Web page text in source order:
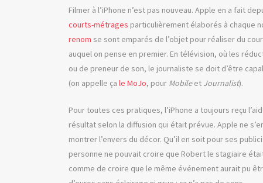
Filmer à l’iPhone n’est pas nouveau. Apple en a fait
courts-métrages particulièrement élaborés à chaque
renom se sont emparés de l’objet pour réaliser du
auquel on pense en premier. En télévision, où les
ou de preneur de son, le journaliste se doit d’être
(on appelle ça le MoJo, pour Mobileet Journalist).
Pour toutes ces pratiques, l’iPhone a toujours reçu
résultat selon la diffusion qui était prévue. Apple ne
montrer l’envers du décor. Qu’il en soit pour ses
personne ne pouvait croire que Robert le stagiaire
comme de croire que le même événement aurait pu